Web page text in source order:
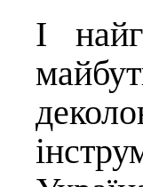
І